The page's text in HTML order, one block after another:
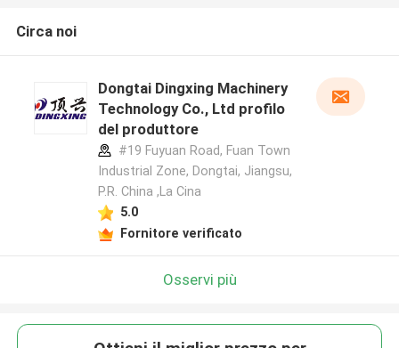
Circa noi
Dongtai Dingxing Machinery
Technology Co., Ltd profilo
del produttore
#19 Fuyuan Road, Fuan Town
Industrial Zone, Dongtai, Jiangsu,
P.R. China ,La Cina
5.0
Fornitore verificato
Osservi più